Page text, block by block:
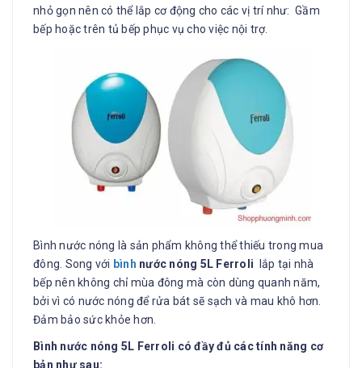
nhỏ gọn nên có thể lắp cơ động cho các vị trí như: Gầm
bếp hoặc trên tủ bếp phục vụ cho việc nội trợ.
Bình nước nóng là sản phẩm không thể thiếu trong mua
đông. Song với bình nước nóng 5L Ferroli
lắp tại nhà
bếp nên không chỉ mùa đông mà còn dùng quanh năm,
bởi vì có nước nóng để rửa bát sẽ sạch và mau khô hơn.
Đảm bảo sức khỏe hơn.
Bình nước nóng 5L Ferroli có đầy đủ các tính năng cơ
bản như sau: